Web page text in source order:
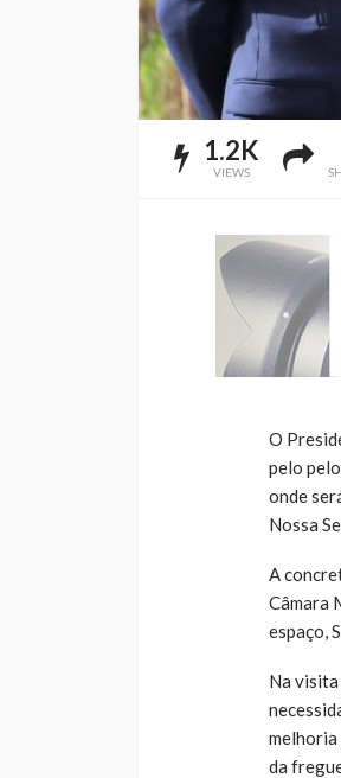
1.2K
VIEWS
O
pelo
onde
Nossa
A
Câmara
espaço,
Na
melhoria
da